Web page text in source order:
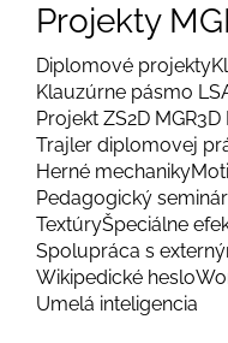
Projekty
Diplomové projekty
Klauzúrne pásmo LS
Projekt ZS2D MGR3D
Trajler diplomovej
Herné mechaniky
Pedagogický seminár
TextúryŠpeciálne
Spolupráca s
Wikipedické heslo
Umelá inteligencia